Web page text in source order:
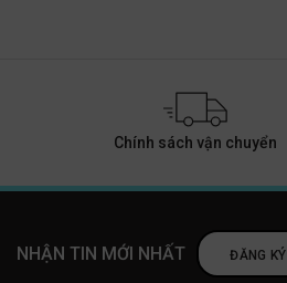
Chính sách vận chuyển
NHẬN TIN MỚI NHẤT ĐĂNG KÝ